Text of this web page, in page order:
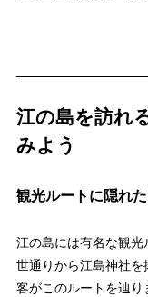
江の島を訪れ
みよう
観光ルートに隠れ
江の島には有名な観
世通りから江島神社
客がこのルートを辿